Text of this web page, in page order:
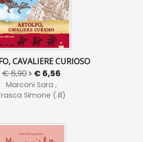
CAVALIERE CURIOSO
€ 6,90 € 6,56
Marconi Sara ,
Simone (.ill)